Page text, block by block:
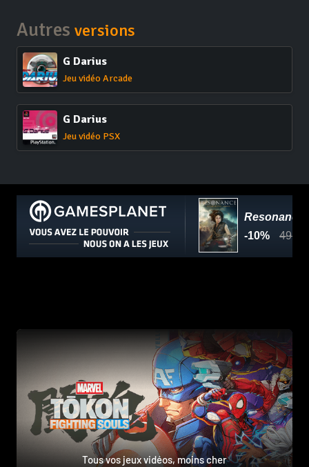
Autres versions
G Darius
Jeu vidéo Arcade
G Darius
Jeu vidéo PSX
Tous vos jeux vidéos, moins cher